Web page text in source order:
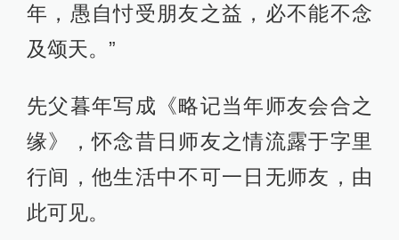
年，愚自忖受朋友之益，必不能不念
及颂天。”
先父暮年写成《略记当年师友会合之
缘》，怀念昔日师友之情流露于字里
行间，他生活中不可一日无师友，由
此可见。